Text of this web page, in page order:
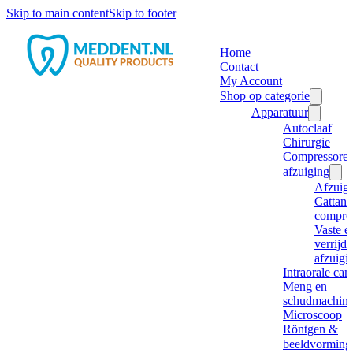
Skip to main contentSkip to footer
Home
Contact
My Account
Shop op categorie
Apparatuur
Autoclaaf
Chirurgie
afzuiging
Cattani
Vaste
Intraorale
Meng en
Microscoop
Röntgen &
beeldvorming